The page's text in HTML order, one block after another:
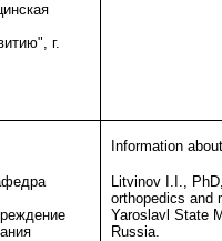
г.
Information
Litvinov I.I.,
orthopedics and
Yaroslavl State
Russia.